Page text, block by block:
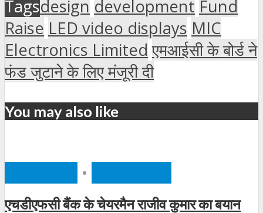
Tagsdesign development Fund
Raise LED video displays MIC
Electronics Limited एमआईसी के बोर्ड ने
फंड जुटाने के लिए मंजूरी दी
You may also like
•
एचडीएफसी बैंक के चेयरमैन राजीव कुमार का बयान